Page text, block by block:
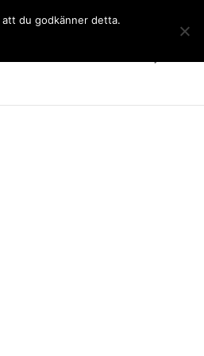
du godkänner detta.